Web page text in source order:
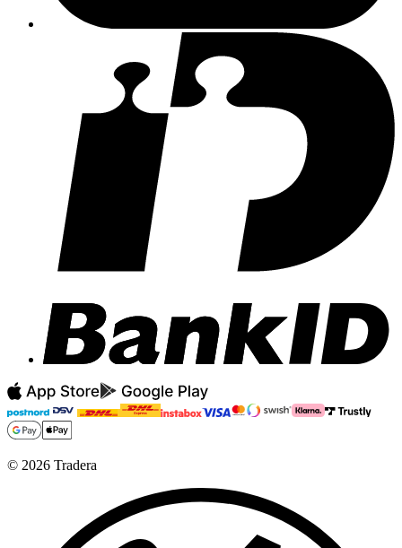
© 2026 Tradera